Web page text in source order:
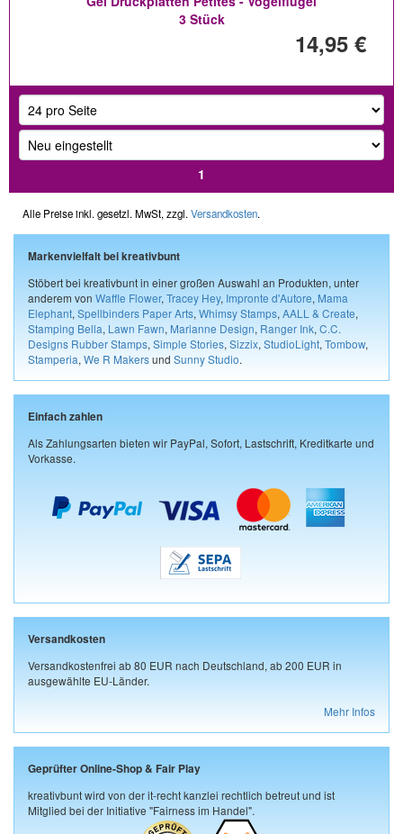
3 Stück
14,95 €
1
Alle Preise inkl. gesetzl. MwSt, zzgl. Versandkosten.
Markenvielfalt bei kreativbunt
Stöbert bei kreativbunt in einer großen Auswahl an Produkten, unter
anderem von Waffle Flower, Tracey Hey, Impronte d'Autore, Mama
Elephant, Spellbinders Paper Arts, Whimsy Stamps, AALL & Create,
Stamping Bella, Lawn Fawn, Marianne Design, Ranger Ink, C.C.
Designs Rubber Stamps, Simple Stories, Sizzix, StudioLight, Tombow,
Stamperia, We R Makersund Sunny Studio.
Einfach zahlen
Als Zahlungsarten bieten wir PayPal, Sofort, Lastschrift, Kreditkarte und
Vorkasse.
Versandkosten
Versandkostenfrei ab 80 EUR nach Deutschland, ab 200 EUR in
ausgewählte EU-Länder.
Mehr Infos
Geprüfter Online-Shop & Fair Play
kreativbunt wird von der it-recht kanzlei rechtlich betreut und ist
Mitglied bei der Initiative "Fairness im Handel".